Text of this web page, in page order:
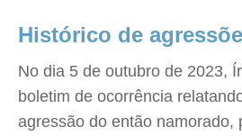
Histórico de
No dia 5 de outubro de 2023,
boletim de ocorrência
agressão do então namorado,